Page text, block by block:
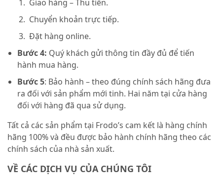
Giao hàng – Thu tiền.
Chuyển khoản trực tiếp.
Đặt hàng online.
Bước 4: Quý khách gửi thông tin đầy đủ để tiến
hành mua hàng.
Bước 5: Bảo hành – theo đúng chính sách hãng đưa
ra đối với sản phẩm mới tinh. Hai năm tại cửa hàng
đối với hàng đã qua sử dụng.
Tất cả các sản phẩm tại Frodo’s cam kết là hàng chính
hãng 100% và đều được bảo hành chính hãng theo các
chính sách của nhà sản xuất.
VỀ CÁC DỊCH VỤ CỦA CHÚNG TÔI